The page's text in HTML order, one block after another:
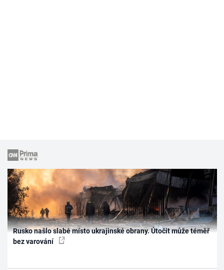
Rusko našlo slabé místo ukrajinské obrany. Útočit může téměř
bez varování